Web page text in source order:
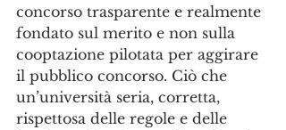
concorso trasparente e realmente
fondato sul merito e non sulla
cooptazione pilotata per aggirare
il pubblico concorso. Ciò che
un’università seria, corretta,
rispettosa delle regole e delle